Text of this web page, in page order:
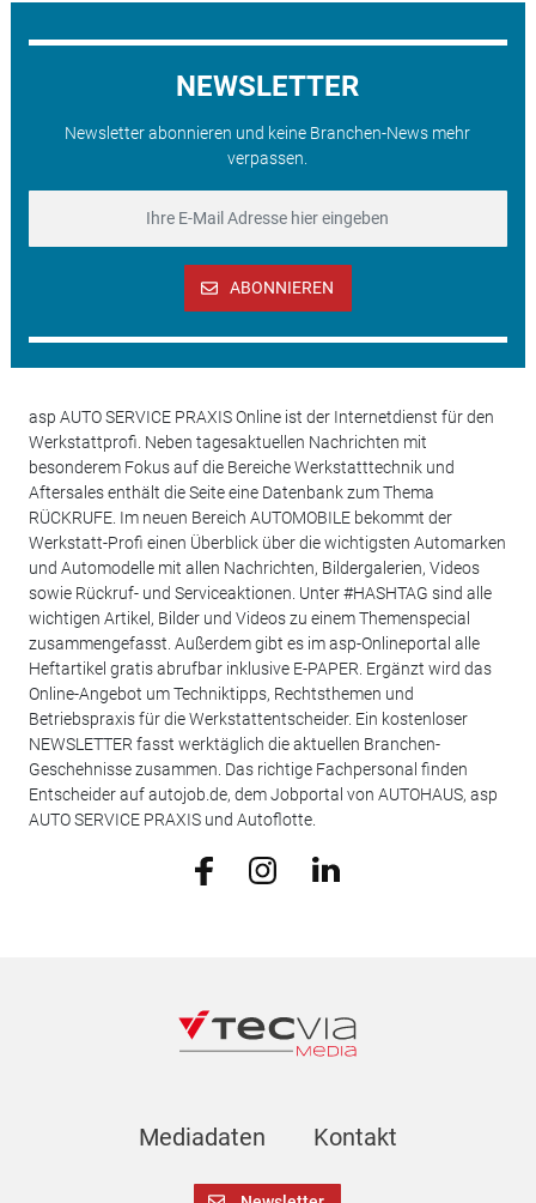
NEWSLETTER
Newsletter abonnieren und keine Branchen-News mehr
verpassen.
ABONNIEREN
asp AUTO SERVICE PRAXIS Online ist der Internetdienst für den
Werkstattprofi. Neben tagesaktuellen Nachrichten mit
besonderem Fokus auf die Bereiche Werkstatttechnik und
Aftersales enthält die Seite eine Datenbank zum Thema
RÜCKRUFE. Im neuen Bereich AUTOMOBILE bekommt der
Werkstatt-Profi einen Überblick über die wichtigsten Automarken
und Automodelle mit allen Nachrichten, Bildergalerien, Videos
sowie Rückruf- und Serviceaktionen. Unter #HASHTAG sind alle
wichtigen Artikel, Bilder und Videos zu einem Themenspecial
zusammengefasst. Außerdem gibt es im asp-Onlineportal alle
Heftartikel gratis abrufbar inklusive E-PAPER. Ergänzt wird das
Online-Angebot um Techniktipps, Rechtsthemen und
Betriebspraxis für die Werkstattentscheider. Ein kostenloser
NEWSLETTER fasst werktäglich die aktuellen Branchen-
Geschehnisse zusammen. Das richtige Fachpersonal finden
Entscheider auf autojob.de, dem Jobportal von AUTOHAUS, asp
AUTO SERVICE PRAXIS und Autoflotte.
Mediadaten Kontakt